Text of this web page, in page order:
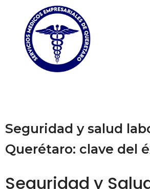
Seguridad y salud
Querétaro: clave del
Seguridad y